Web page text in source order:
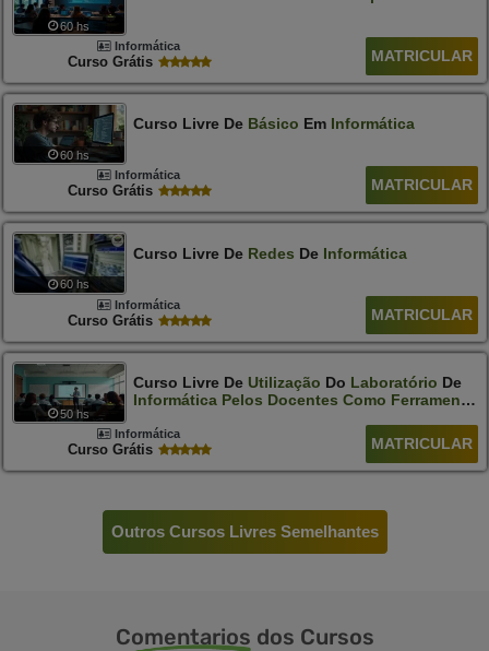
60 hs
Informática
Curso Grátis MATRICULAR
60 hs
Curso Livre De Básico Em Informática
Informática
Curso Grátis MATRICULAR
60 hs
Curso Livre De Redes De Informática
Informática
Curso Grátis MATRICULAR
50 hs
Curso Livre De Utilização Do Laboratório De
Informática Pelos Docentes Como Ferramenta
Informática
Curso Grátis MATRICULAR
Outros Cursos Livres Semelhantes
Comentarios dos Cursos